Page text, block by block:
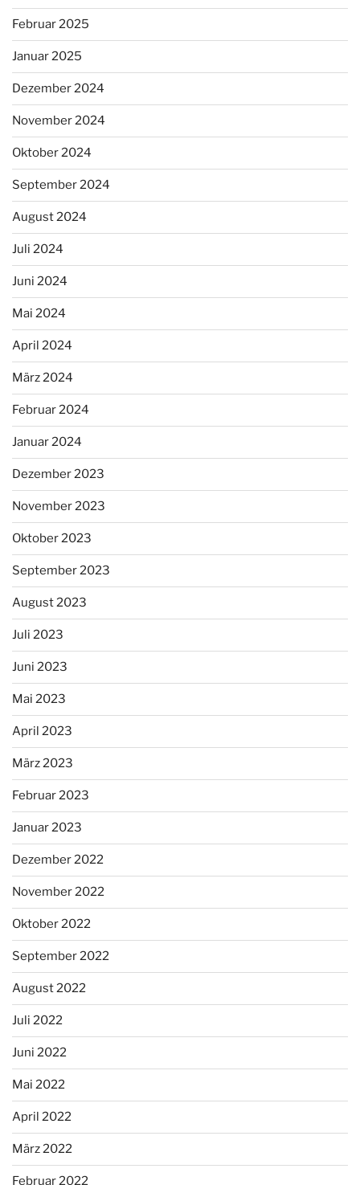
Februar 2025
Januar 2025
Dezember 2024
November 2024
Oktober 2024
September 2024
August 2024
Juli 2024
Juni 2024
Mai 2024
April 2024
März 2024
Februar 2024
Januar 2024
Dezember 2023
November 2023
Oktober 2023
September 2023
August 2023
Juli 2023
Juni 2023
Mai 2023
April 2023
März 2023
Februar 2023
Januar 2023
Dezember 2022
November 2022
Oktober 2022
September 2022
August 2022
Juli 2022
Juni 2022
Mai 2022
April 2022
März 2022
Februar 2022